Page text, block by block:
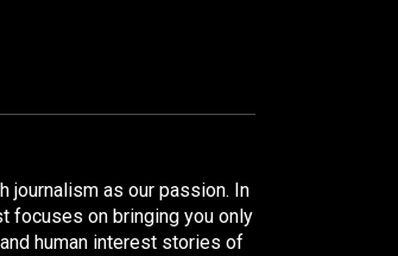
journalism as our passion. In
focuses on bringing you only
human interest stories of